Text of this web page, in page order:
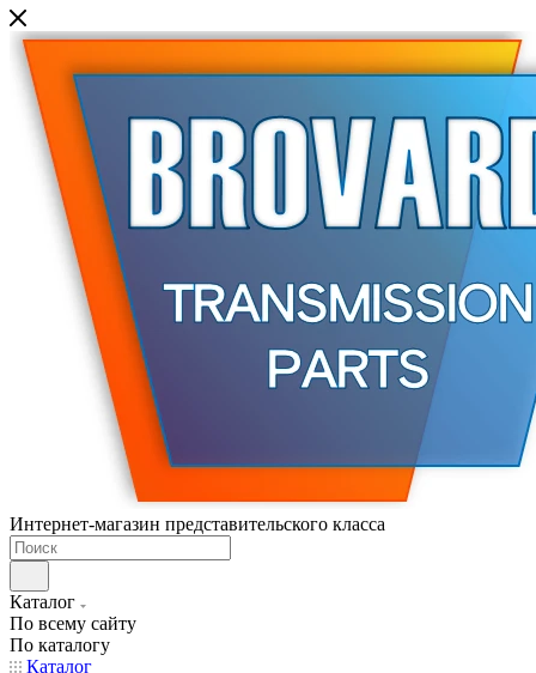
Интернет-магазин представительского класса
Каталог
По всему сайту
По каталогу
Каталог